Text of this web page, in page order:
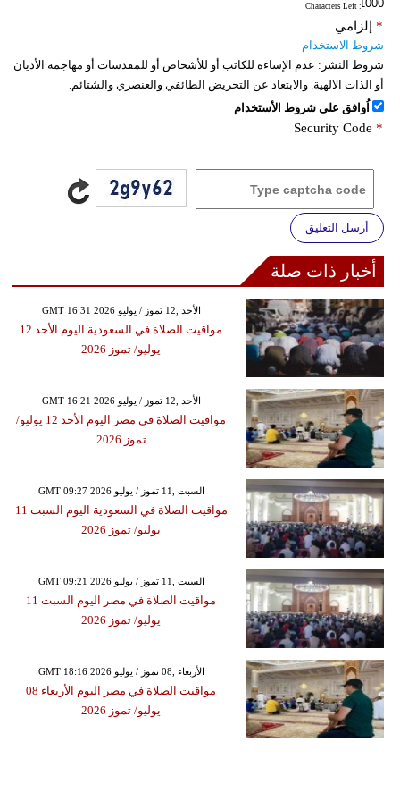
: Characters Left
إلزامي *
شروط الاستخدام
شروط النشر: عدم الإساءة للكاتب أو للأشخاص أو للمقدسات أو مهاجمة الأديان
أو الذات الالهية. والابتعاد عن التحريض الطائفي والعنصري والشتائم.
اُوافق على شروط الأستخدام
Security Code *
أرسل التعليق
أخبار ذات صلة
GMT 16:31 2026 الأحد ,12 تموز / يوليو
مواقيت الصلاة في السعودية اليوم الأحد 12
يوليو/ تموز 2026
GMT 16:21 2026 الأحد ,12 تموز / يوليو
مواقيت الصلاة في مصر اليوم الأحد 12 يوليو/
تموز 2026
GMT 09:27 2026 السبت ,11 تموز / يوليو
مواقيت الصلاة في السعودية اليوم السبت 11
يوليو/ تموز 2026
GMT 09:21 2026 السبت ,11 تموز / يوليو
مواقيت الصلاة في مصر اليوم السبت 11
يوليو/ تموز 2026
GMT 18:16 2026 الأربعاء ,08 تموز / يوليو
مواقيت الصلاة في مصر اليوم الأربعاء 08
يوليو/ تموز 2026